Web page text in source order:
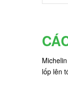
lốp lên